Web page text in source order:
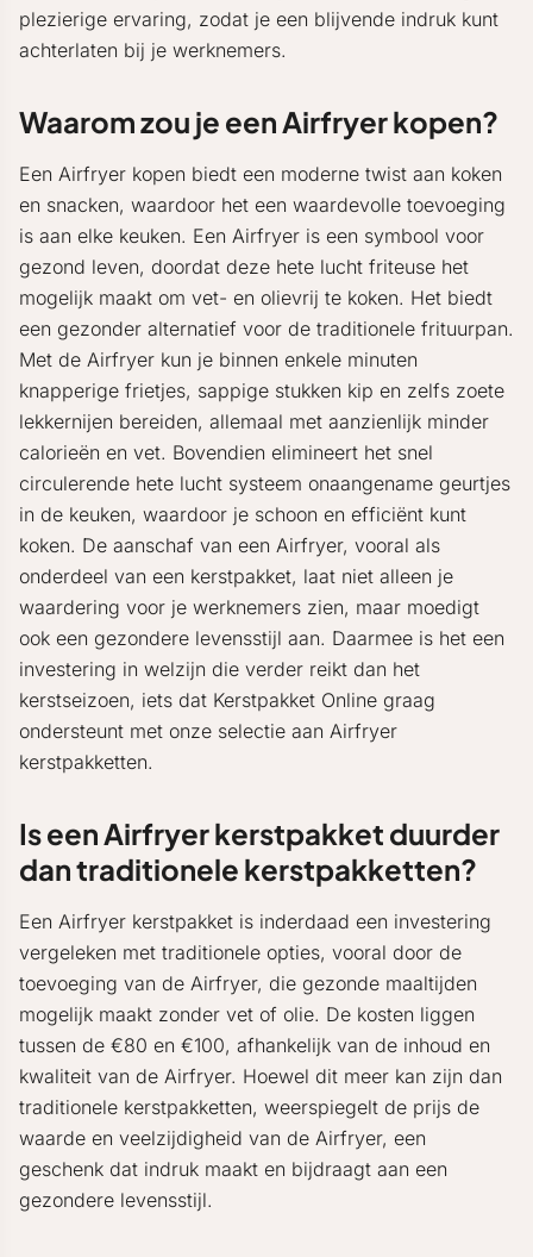
plezierige ervaring, zodat je een blijvende indruk kunt
achterlaten bij je werknemers.
Waarom zou je een Airfryer kopen?
Een Airfryer kopen biedt een moderne twist aan koken
en snacken, waardoor het een waardevolle toevoeging
is aan elke keuken. Een Airfryer is een symbool voor
gezond leven, doordat deze hete lucht friteuse het
mogelijk maakt om vet- en olievrij te koken. Het biedt
een gezonder alternatief voor de traditionele frituurpan.
Met de Airfryer kun je binnen enkele minuten
knapperige frietjes, sappige stukken kip en zelfs zoete
lekkernijen bereiden, allemaal met aanzienlijk minder
calorieën en vet. Bovendien elimineert het snel
circulerende hete lucht systeem onaangename geurtjes
in de keuken, waardoor je schoon en efficiënt kunt
koken. De aanschaf van een Airfryer, vooral als
onderdeel van een kerstpakket, laat niet alleen je
waardering voor je werknemers zien, maar moedigt
ook een gezondere levensstijl aan. Daarmee is het een
investering in welzijn die verder reikt dan het
kerstseizoen, iets dat Kerstpakket Online graag
ondersteunt met onze selectie aan Airfryer
kerstpakketten.
Is een Airfryer kerstpakket duurder
dan traditionele kerstpakketten?
Een Airfryer kerstpakket is inderdaad een investering
vergeleken met traditionele opties, vooral door de
toevoeging van de Airfryer, die gezonde maaltijden
mogelijk maakt zonder vet of olie. De kosten liggen
tussen de €80 en €100, afhankelijk van de inhoud en
kwaliteit van de Airfryer. Hoewel dit meer kan zijn dan
traditionele kerstpakketten, weerspiegelt de prijs de
waarde en veelzijdigheid van de Airfryer, een
geschenk dat indruk maakt en bijdraagt aan een
gezondere levensstijl.